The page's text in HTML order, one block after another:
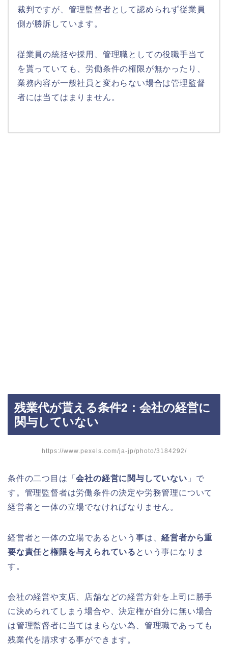
裁判ですが、管理監督者として認められず従業員
側が勝訴しています。
従業員の統括や採用、管理職としての役職手当て
を貰っていても、労働条件の権限が無かったり、
業務内容が一般社員と変わらない場合は管理監督
者には当てはまりません。
残業代が貰える条件2：会社の経営に
関与していない
https://www.pexels.com/ja-jp/photo/3184292/
条件の二つ目は「会社の経営に関与していない 」で
す。管理監督者は労働条件の決定や労務管理について
経営者と一体の立場でなければなりません。
経営者と一体の立場であるという事は、経営者から重
要な責任と権限を与えられている という事になりま
す。
会社の経営や支店、店舗などの経営方針を上司に勝手
に決められてしまう場合や、決定権が自分に無い場合
は管理監督者に当てはまらない為、管理職であっても
残業代を請求する事ができます。